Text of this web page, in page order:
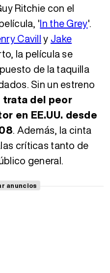
Ritchie con el
'In the Grey'.
Cavilly Jake
la película se
de la taquilla
Sin un estreno
trata del peor
en EE.UU. desde
. Además, la cinta
críticas tanto de
general.
anuncios